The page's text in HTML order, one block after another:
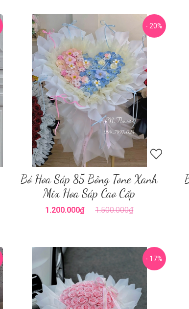
- 20%
Bó Hoa Sáp 85 Bông Tone Xanh
Mix Hoa Sáp Cao Cấp
1.200.000₫ 1.500.000₫
- 17%